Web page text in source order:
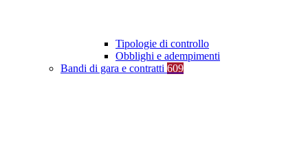
Tipologie di controllo
Obblighi e adempimenti
Bandi di gara e contratti 609